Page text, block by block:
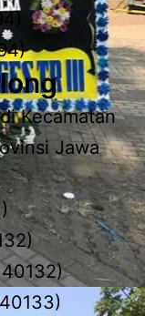
Kecamatan
Jawa